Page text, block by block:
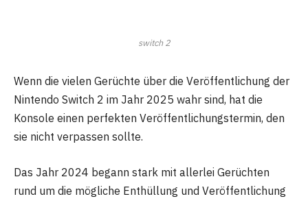
switch 2
Wenn die vielen Gerüchte über die Veröffentlichung der
Nintendo Switch 2 im Jahr 2025 wahr sind, hat die
Konsole einen perfekten Veröffentlichungstermin, den
sie nicht verpassen sollte.
Das Jahr 2024 begann stark mit allerlei Gerüchten
rund um die mögliche Enthüllung und Veröffentlichung